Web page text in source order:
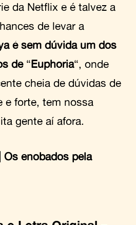
da Netflix e é talvez a
de levar a
é sem dúvida um dos
de“Euphoria“, onde
cheia de dúvidas de
e forte, tem nossa
gente aí afora.
Os enobados pela